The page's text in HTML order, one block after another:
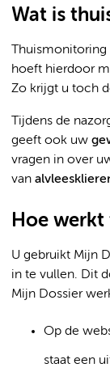
Wat is
hoeft hierdoor
Zo krijgt u toch
Tijdens de
geeft ook uw
vragen in over
van
Hoe
U gebruikt Mijn
in te vullen. Dit
Mijn Dossier
Op de
staat een